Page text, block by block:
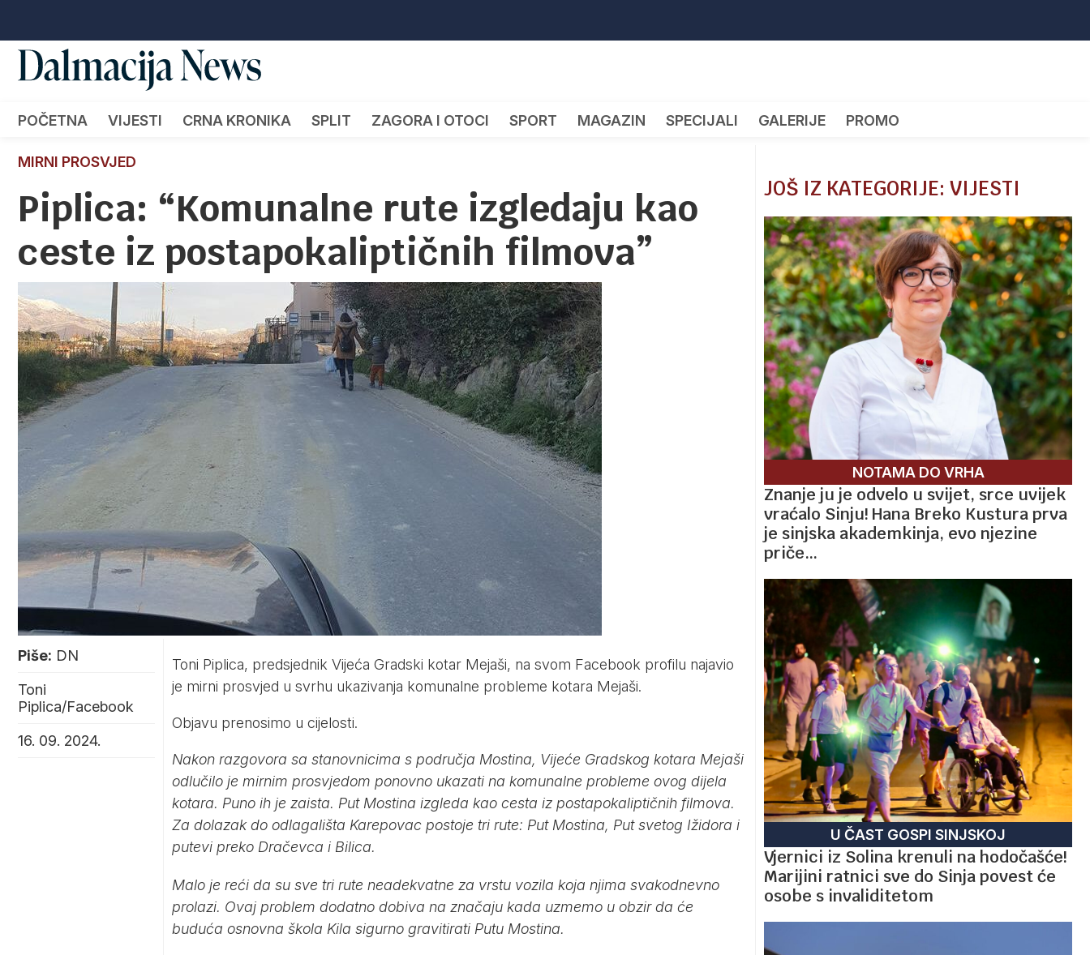
POČETNA VIJESTI CRNA KRONIKA SPLIT ZAGORA I OTOCI SPORT MAGAZIN SPECIJALI GALERIJE PROMO
MIRNI PROSVJED
Piplica: “Komunalne rute izgledaju kao
ceste iz postapokaliptičnih filmova”
Piše: DN
Toni
Piplica/Facebook
16. 09. 2024.
Toni Piplica, predsjednik Vijeća Gradski kotar Mejaši, na svom Facebook profilu najavio
je mirni prosvjed u svrhu ukazivanja komunalne probleme kotara Mejaši.
Objavu prenosimo u cijelosti.
Nakon razgovora sa stanovnicima s područja Mostina, Vijeće Gradskog kotara Mejaši
odlučilo je mirnim prosvjedom ponovno ukazati na komunalne probleme ovog dijela
kotara. Puno ih je zaista. Put Mostina izgleda kao cesta iz postapokaliptičnih filmova.
Za dolazak do odlagališta Karepovac postoje tri rute: Put Mostina, Put svetog Ižidora i
putevi preko Dračevca i Bilica.
Malo je reći da su sve tri rute neadekvatne za vrstu vozila koja njima svakodnevno
prolazi. Ovaj problem dodatno dobiva na značaju kada uzmemo u obzir da će
buduća osnovna škola Kila sigurno gravitirati Putu Mostina.
JOŠ IZ KATEGORIJE: VIJESTI
NOTAMA DO VRHA
Znanje ju je odvelo u svijet, srce uvijek
vraćalo Sinju! Hana Breko Kustura prva
je sinjska akademkinja, evo njezine
priče…
U ČAST GOSPI SINJSKOJ
Vjernici iz Solina krenuli na hodočašće!
Marijini ratnici sve do Sinja povest će
osobe s invaliditetom